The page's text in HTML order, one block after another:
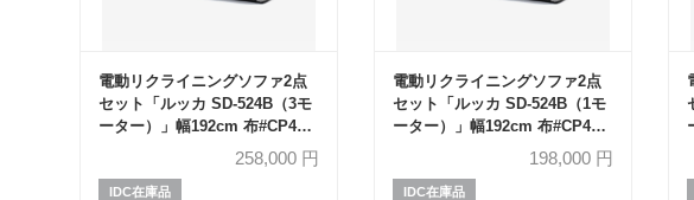
電動リクライニングソファ2点
セット「ルッカ SD-524B（3モ
ーター）」幅192cm 布#CP430-
258,000円
IDC在庫品
電動リクライニングソファ2点
セット「ルッカ SD-524B（1モ
ーター）」幅192cm 布#CP430-
198,000円
IDC在庫品